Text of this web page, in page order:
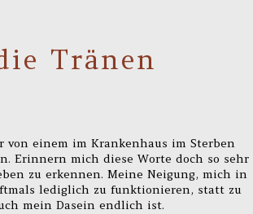
Tränen
von einem im Krankenhaus im Sterben
Erinnern mich diese Worte doch so sehr
zu erkennen. Meine Neigung, mich in
lediglich zu funktionieren, statt zu
mein Dasein endlich ist.